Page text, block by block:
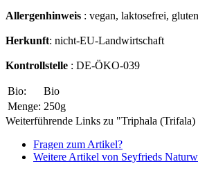
Allergenhinweis : vegan, laktosefrei,
Herkunft: nicht-EU-Landwirtschaft
Kontrollstelle : DE-ÖKO-039
Bio:
Bio
Menge: 250g
Weiterführende Links zu "Triphala (Trifala)
Fragen zum Artikel?
Weitere Artikel von Seyfrieds